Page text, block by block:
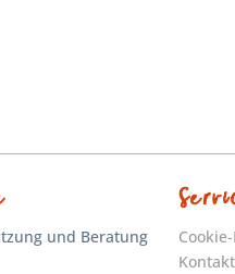
und Beratung
Kontakt